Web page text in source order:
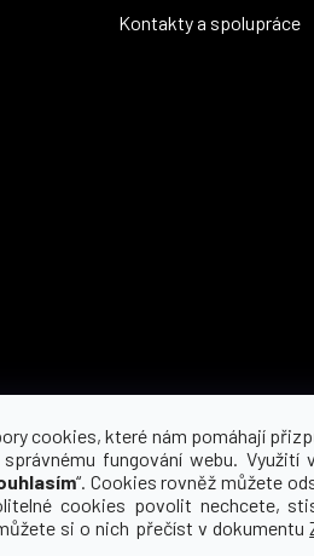
cookies, které nám pomáhají
fungování webu.
“. Cookies rovněž můžete
cookies povolit nechcete,
si o nich přečíst v dokumentu
Kontakty a spolupráce